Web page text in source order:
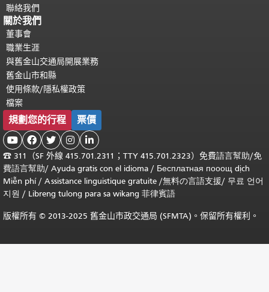
聯絡我們
關於我們
董事會
職業生涯
與舊金山交通局開展業務
舊金山市和縣
使用條款/隱私權政策
檔案
規劃您的行程 票價
    
☎ 311（SF 外線 415.701.2311；TTY 415.701.2323）免費語言幫助/免
費語言幫助/ Ayuda gratis con el idioma / Бесплатная пооощ dịch
Miễn phí/ Assistance linguistique gratuite /無料の言語支援/ 무료 언어
지원 / Libreng tulong para sa wikang 菲律賓語
版權所有 © 2013-2025 舊金山市政交通局 (SFMTA)。保留所有權利。